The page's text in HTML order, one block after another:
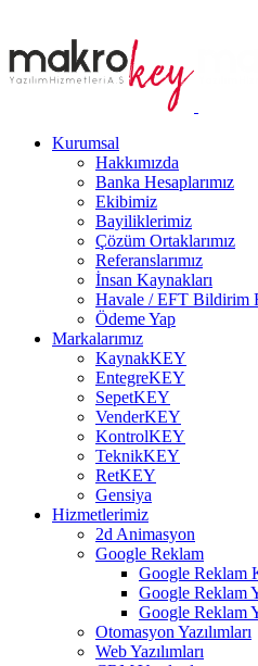
Kurumsal
Hakkımızda
Banka Hesaplarımız
Ekibimiz
Bayiliklerimiz
Çözüm Ortaklarımız
Referanslarımız
İnsan Kaynakları
Havale / EFT Bildirim
Ödeme Yap
Markalarımız
KaynakKEY
EntegreKEY
SepetKEY
VenderKEY
KontrolKEY
TeknikKEY
RetKEY
Gensiya
Hizmetlerimiz
2d Animasyon
Google Reklam
Google Reklam
Google Reklam
Google Reklam
Otomasyon Yazılımları
Web Yazılımları